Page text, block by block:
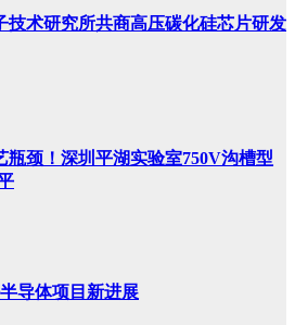
技术研究所共商高压碳化硅芯片研发
瓶颈！深圳平湖实验室750V沟槽型
导体项目新进展